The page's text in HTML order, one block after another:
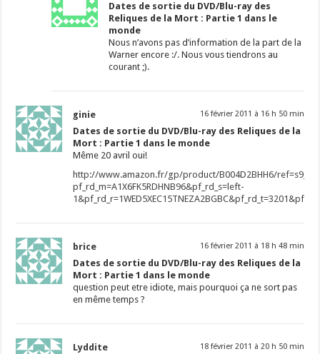
Dates de sortie du DVD/Blu-ray des
Reliques de la Mort : Partie 1 dans le
monde
Nous n’avons pas d’information de la part de la
Warner encore :/. Nous vous tiendrons au
courant ;).
ginie 16 février 2011 à 16 h 50 min
Dates de sortie du DVD/Blu-ray des Reliques de la
Mort : Partie 1 dans le monde
Même 20 avril oui!
http://www.amazon.fr/gp/product/B004D2BHH6/
pf_rd_m=A1X6FK5RDHNB96&pf_rd_s=left-
brice 16 février 2011 à 18 h 48 min
Dates de sortie du DVD/Blu-ray des Reliques de la
Mort : Partie 1 dans le monde
question peut etre idiote, mais pourquoi ça ne sort pas
en même temps ?
Lyddite 18 février 2011 à 20 h 50 min